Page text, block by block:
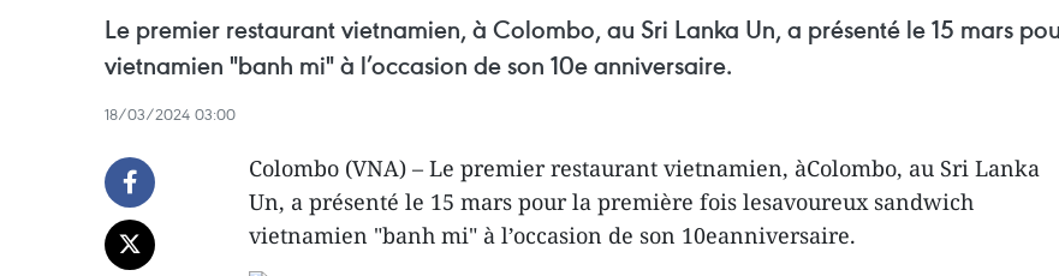
Le premier restaurant vietnamien, à Colombo, au Sri Lanka Un, a présenté le 15 mars
vietnamien "banh mi" à l’occasion de son 10e anniversaire.
18/03/2024 03:00
Colombo (VNA) – Le premier restaurant vietnamien, àColombo, au Sri Lanka
Un, a présenté le 15 mars pour la première fois lesavoureux sandwich
vietnamien "banh mi" à l’occasion de son 10eanniversaire.